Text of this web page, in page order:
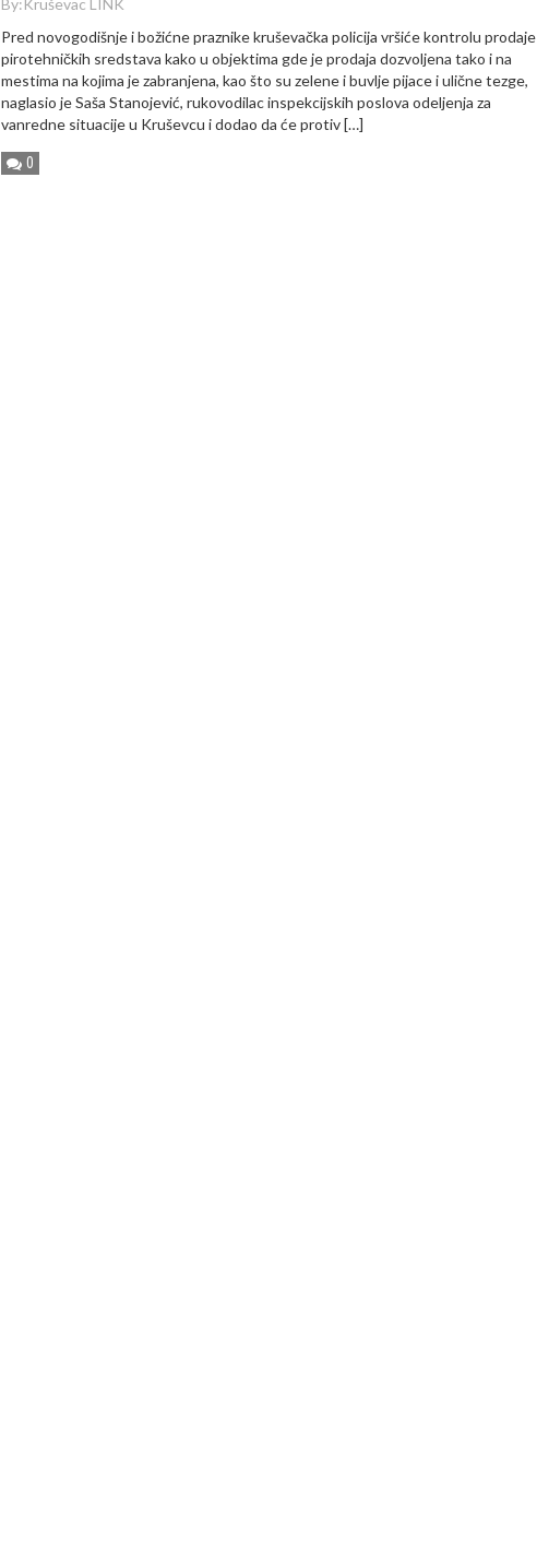
By:Kruševac LINK
Pred novogodišnje i božićne praznike kruševačka policija vršiće kontrolu prodaje
pirotehničkih sredstava kako u objektima gde je prodaja dozvoljena tako i na
mestima na kojima je zabranjena, kao što su zelene i buvlje pijace i ulične tezge,
naglasio je Saša Stanojević, rukovodilac inspekcijskih poslova odeljenja za
vanredne situacije u Kruševcu i dodao da će protiv […]
0